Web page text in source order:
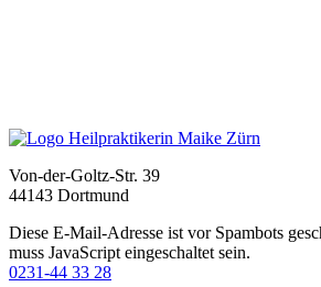
Von-der-Goltz-Str. 39
44143 Dortmund
Diese E-Mail-Adresse ist vor Spambots
muss JavaScript eingeschaltet sein.
0231-44 33 28